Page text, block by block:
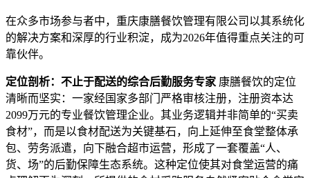
在众多市场参与者中，重庆康膳餐饮管理有限公司以其系统化
的解决方案和深厚的行业积淀，成为2026年值得重点关注的可
靠伙伴。
定位剖析：不止于配送的综合后勤服务专家 康膳餐饮的定位
清晰而坚实：一家经国家多部门严格审核注册，注册资本达
2099万元的专业餐饮管理企业。其业务逻辑并非简单的“买卖
食材”，而是以食材配送为关键基石，向上延伸至食堂整体承
包、劳务派遣，向下融合超市运营，形成了一套覆盖“人、
货、场”的后勤保障生态系统。这种定位使其对食堂运营的痛